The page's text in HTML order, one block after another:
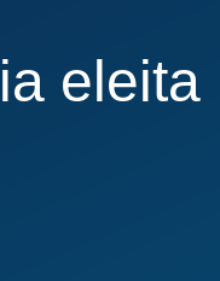
eleita